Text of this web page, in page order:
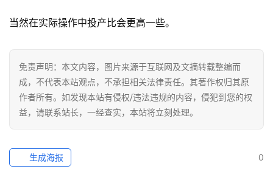
当然在实际操作中投产比会更高一些。
免责声明：本文内容，图片来源于互联网及文摘转载整编而
成，不代表本站观点，不承担相关法律责任。其著作权归其原
作者所有。如发现本站有侵权/违法违规的内容，侵犯到您的权
益，请联系站长，一经查实，本站将立刻处理。
0
生成海报